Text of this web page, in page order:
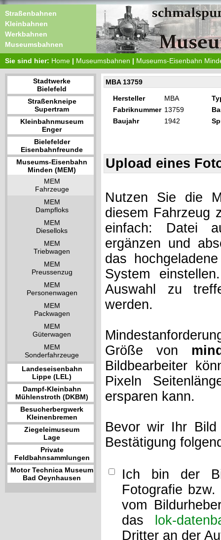
Straßenbahnen
Kleinbahnen
Werkbahnen
Museumsbahnen
Sie sind hier: Home | Museumsbahnen | Museums-Eisenbahn
Stadtwerke
Bielefeld
Straßenkneipe
Supertram
Kleinbahnmuseum
Enger
Bielefelder
Eisenbahnfreunde
Museums-Eisenbahn
Minden (MEM)
MEM
Fahrzeuge
MEM
Dampfloks
MEM
Dieselloks
MEM
Triebwagen
MEM
Preussenzug
MEM
Personenwagen
MEM
Packwagen
MEM
Güterwagen
MEM
Sonderfahrzeuge
Landeseisenbahn
Lippe (LEL)
Dampf-Kleinbahn
Mühlenstroth (DKBM)
Besucherbergwerk
Kleinenbremen
Ziegeleimuseum
Lage
Private
Feldbahnsammlungen
Motor Technica Museum
Bad Oeynhausen
MBA 13759
Hersteller MBA
Fabriknummer 13759
Baujahr
1942
Upload eines
Nutzen Sie die
diesem Fahrzeug
einfach: Datei
ergänzen und
das
System
Auswahl zu
werden.
Größe von
Bildbearbeiter
Pixeln
ersparen kann.
Bevor wir Ihr
Bestätigung
Ich bin der
Fotografie
vom
das
lok-
Dritter an der